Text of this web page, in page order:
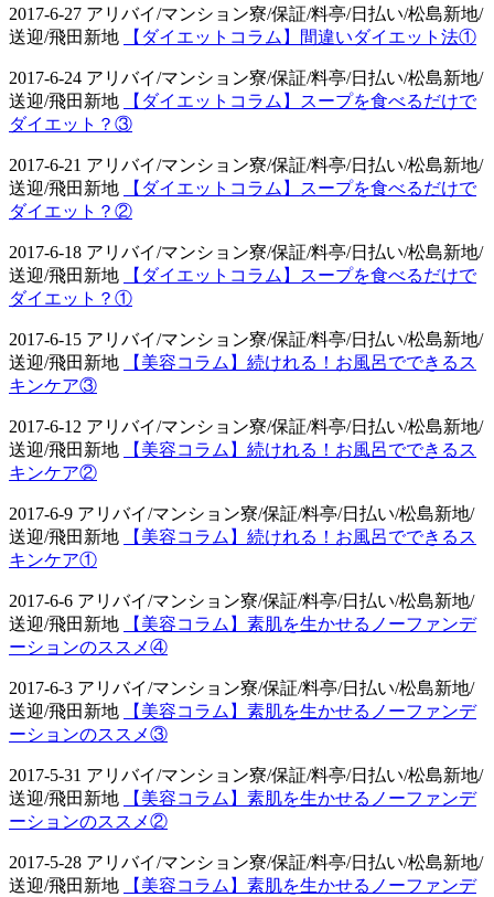
2017-6-27 アリバイ/マンション寮/保証/料亭/日払い/松島新地/
送迎/飛田新地
【ダイエットコラム】間違いダイエット法①
2017-6-24 アリバイ/マンション寮/保証/料亭/日払い/松島新地/
送迎/飛田新地
【ダイエットコラム】スープを食べるだけで
ダイエット？③
2017-6-21 アリバイ/マンション寮/保証/料亭/日払い/松島新地/
送迎/飛田新地
【ダイエットコラム】スープを食べるだけで
ダイエット？②
2017-6-18 アリバイ/マンション寮/保証/料亭/日払い/松島新地/
送迎/飛田新地
【ダイエットコラム】スープを食べるだけで
ダイエット？①
2017-6-15 アリバイ/マンション寮/保証/料亭/日払い/松島新地/
送迎/飛田新地
【美容コラム】続けれる！お風呂でできるス
キンケア③
2017-6-12 アリバイ/マンション寮/保証/料亭/日払い/松島新地/
送迎/飛田新地
【美容コラム】続けれる！お風呂でできるス
キンケア②
2017-6-9 アリバイ/マンション寮/保証/料亭/日払い/松島新地/
送迎/飛田新地
【美容コラム】続けれる！お風呂でできるス
キンケア①
2017-6-6 アリバイ/マンション寮/保証/料亭/日払い/松島新地/
送迎/飛田新地
【美容コラム】素肌を生かせるノーファンデ
ーションのススメ④
2017-6-3 アリバイ/マンション寮/保証/料亭/日払い/松島新地/
送迎/飛田新地
【美容コラム】素肌を生かせるノーファンデ
ーションのススメ③
2017-5-31 アリバイ/マンション寮/保証/料亭/日払い/松島新地/
送迎/飛田新地
【美容コラム】素肌を生かせるノーファンデ
ーションのススメ②
2017-5-28 アリバイ/マンション寮/保証/料亭/日払い/松島新地/
送迎/飛田新地
【美容コラム】素肌を生かせるノーファンデ